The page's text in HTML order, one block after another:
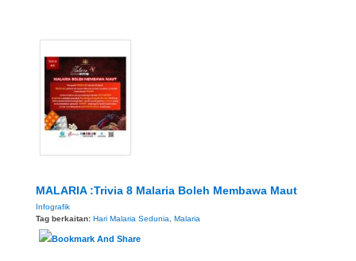
MALARIA :Trivia 8 Malaria Boleh Membawa Maut
Infografik
Tag berkaitan: Hari Malaria Sedunia, Malaria